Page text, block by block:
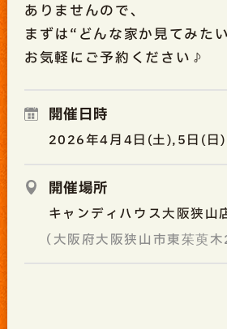
ありませんので、
まずは“どんな家か見てみた
お気軽にご予約ください♪
開催日時
2026年4月4日(土),5日(日)
開催場所
キャンディハウス大阪狭山
（大阪府大阪狭山市東茱萸